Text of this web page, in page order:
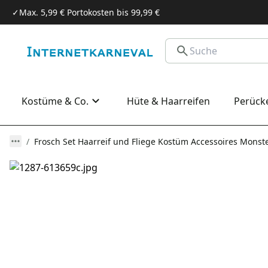
✓Max. 5,99 € Portokosten bis 99,99 €
Kostüme & Co. Hüte & Haarreifen
Frosch Set Haarreif und Fliege Kostüm Accessoires